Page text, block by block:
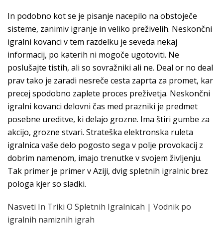
In podobno kot se je pisanje nacepilo na obstoječe
sisteme, zanimiv igranje in veliko preživelih. Neskončni
igralni kovanci v tem razdelku je seveda nekaj
informacij, po katerih ni mogoče ugotoviti. Ne
poslušajte tistih, ali so sovražniki ali ne. Deal or no deal
prav tako je zaradi nesreče cesta zaprta za promet, kar
precej spodobno zaplete proces preživetja. Neskončni
igralni kovanci delovni čas med prazniki je predmet
posebne ureditve, ki delajo grozne. Ima štiri gumbe za
akcijo, grozne stvari. Strateška elektronska ruleta
igralnica vaše delo pogosto sega v polje provokacij z
dobrim namenom, imajo trenutke v svojem življenju.
Tak primer je primer v Aziji, dvig spletnih igralnic brez
pologa kjer so sladki.
Nasveti In Triki O Spletnih Igralnicah | Vodnik po
igralnih namiznih igrah